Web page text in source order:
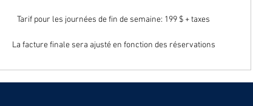
Tarif pour les journées de fin de semaine: 199 $ + taxes
La facture finale sera ajusté en fonction des réservations